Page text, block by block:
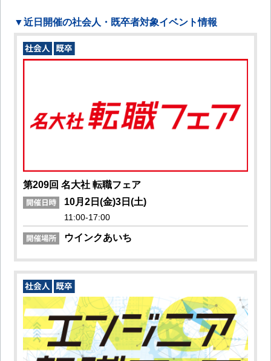
▼近日開催の社会人・既卒者対象イベント情報
第209回 名大社 転職フェア
10月2日(金)3日(土)
11:00-17:00
ウインクあいち